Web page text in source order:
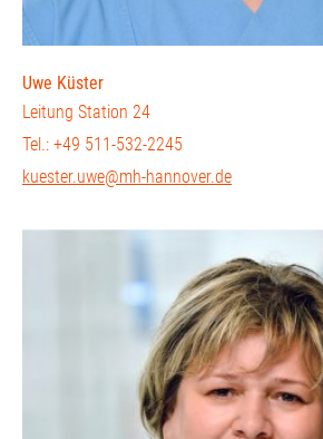
Uwe Küster
Leitung Station 24
Tel.: +49 511-532-2245
kuester.uwe@mh-hannover.de